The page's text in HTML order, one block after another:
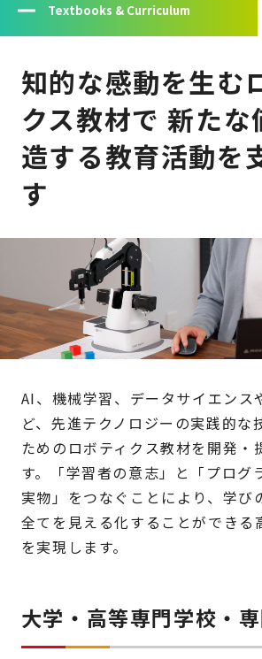
Textbooks & Curriculum
知的な感動を生む
クス教材で 新たな
造する教育活動を
す
AI、機械学習、データサイエンス
ど、先進テクノロジーの実践的な
ためのロボティクス教材を開発・
す。「学習者の意志」と「プログ
実物」をつなぐことにより、学び
全てを見える化することができる
を実現します。
大学・高等専門学校・